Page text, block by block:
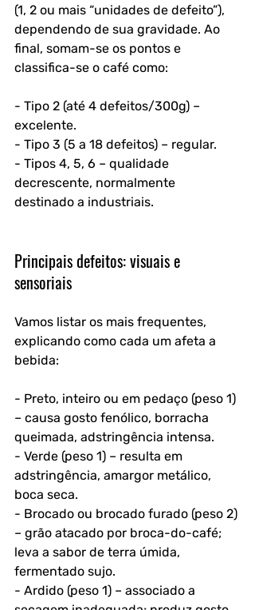
(1, 2 ou mais “unidades de defeito”),
dependendo de sua gravidade. Ao
final, somam-se os pontos e
classifica-se o café como:
- Tipo 2 (até 4 defeitos/300g) –
excelente.
- Tipo 3 (5 a 18 defeitos) – regular.
- Tipos 4, 5, 6 – qualidade
decrescente, normalmente
destinado a industriais.
Principais defeitos: visuais e
sensoriais
Vamos listar os mais frequentes,
explicando como cada um afeta a
bebida:
- Preto, inteiro ou em pedaço (peso 1)
– causa gosto fenólico, borracha
queimada, adstringência intensa.
- Verde (peso 1) – resulta em
adstringência, amargor metálico,
boca seca.
- Brocado ou brocado furado (peso 2)
– grão atacado por broca-do-café;
leva a sabor de terra úmida,
fermentado sujo.
- Ardido (peso 1) – associado a